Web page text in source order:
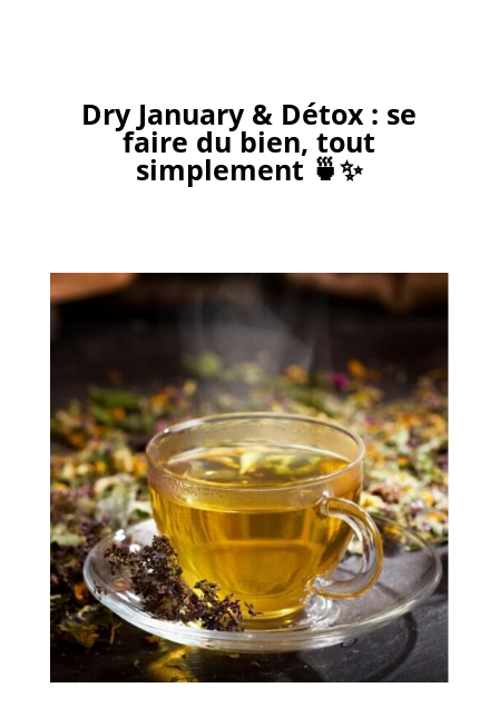
Dry January & Détox : se
faire du bien, tout
simplement 🍵✨